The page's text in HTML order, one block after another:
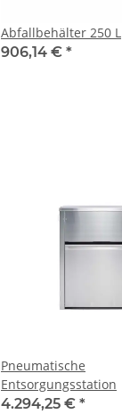
Abfallbehälter 250 L
906,14 € *
Pneumatische
Entsorgungsstation
4.294,25 € *